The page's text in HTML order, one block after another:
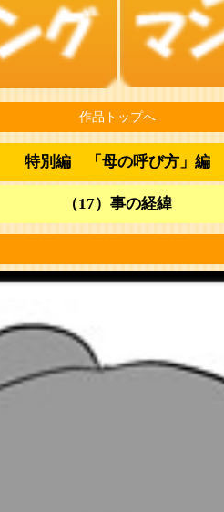
作品トップへ
特別編 「母の呼び方」編
（17）事の経緯